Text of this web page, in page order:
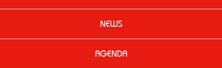
NEWS
AGENDA